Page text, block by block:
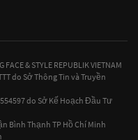
& STYLE REPUBLIK VIETNAM
do Sở Thông Tin và Truyền
do Sở Kế Hoạch Đầu Tư
Bình Thạnh TP Hồ Chí Minh